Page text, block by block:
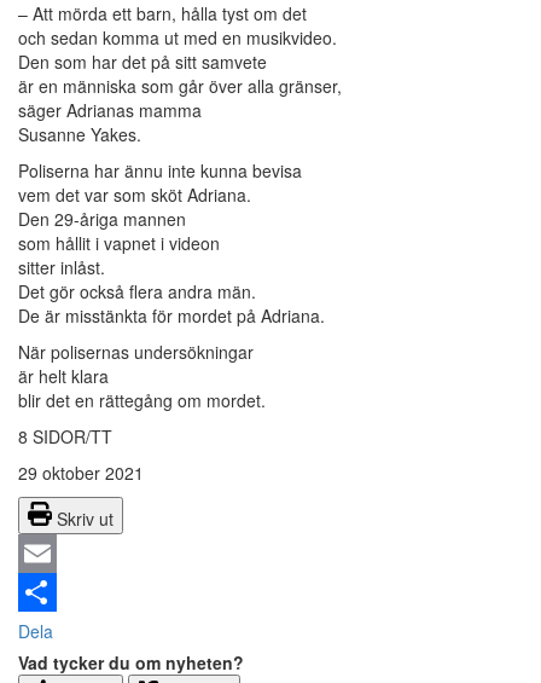
– Att mörda ett barn, hålla tyst om det
och sedan komma ut med en musikvideo.
Den som har det på sitt samvete
är en människa som går över alla gränser,
säger Adrianas mamma
Susanne Yakes.
Poliserna har ännu inte kunna bevisa
vem det var som sköt Adriana.
Den 29-åriga mannen
som hållit i vapnet i videon
sitter inlåst.
Det gör också flera andra män.
De är misstänkta för mordet på Adriana.
När polisernas undersökningar
är helt klara
blir det en rättegång om mordet.
8 SIDOR/TT
29 oktober 2021
Skriv ut
Email
Dela
Vad tycker du om nyheten?